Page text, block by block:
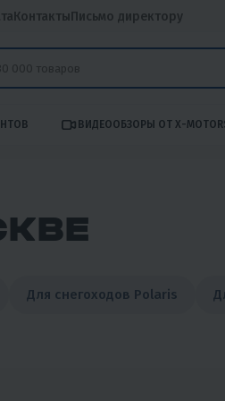
КонтактыПисьмо директору
ВИДЕООБЗОРЫ ОТ X-
Для снегоходов Polaris